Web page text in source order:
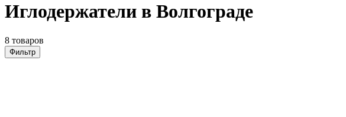
Иглодержатели в Волгограде
8 товаров
Фильтр